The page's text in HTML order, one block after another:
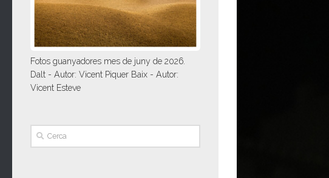
Fotos guanyadores mes de juny de 2026.
Dalt - Autor: Vicent Piquer Baix - Autor:
Vicent Esteve